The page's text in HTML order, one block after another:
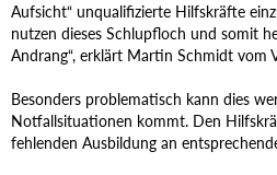
Aufsicht“ unqualifizierte Hilfskräfte
nutzen dieses Schlupfloch und somit
Andrang“, erklärt Martin Schmidt vom
Besonders problematisch kann dies
Notfallsituationen kommt. Den
fehlenden Ausbildung an